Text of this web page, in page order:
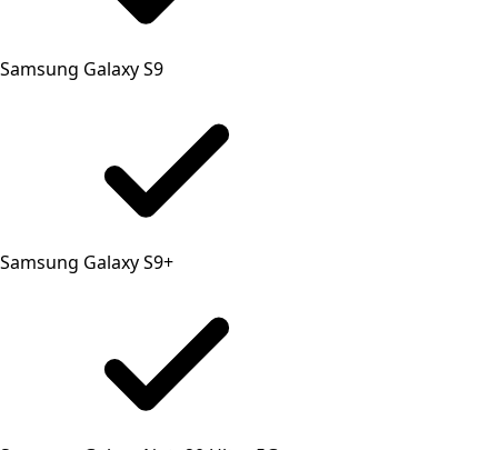
Samsung Galaxy S9
Samsung Galaxy S9+